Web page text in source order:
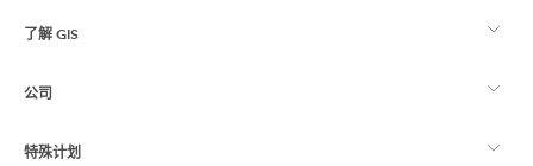
制图
Esri 社区
ArcGIS 博客
了解 GIS
什么是 GIS？
公司
关于 Esri
特殊计划